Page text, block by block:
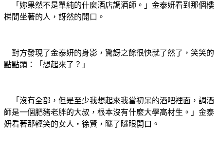
「妳果然不是單純的什麼酒店調酒師。」金泰妍看到那個樓
梯間坐著的人，訝然的開口。
對方發現了金泰妍的身影，驚訝之餘很快就了然了，笑笑的
點點頭：「想起來了？」
「沒有全部，但是至少我想起來我當初呆的酒吧裡面，調酒
師是一個肥豬老胖的大叔，根本沒有什麼大學高材生。」金泰
妍看著那輕笑的女人‧徐賢，瞇了瞇眼開口。